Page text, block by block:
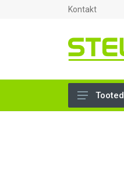
Kontakt
Tooted